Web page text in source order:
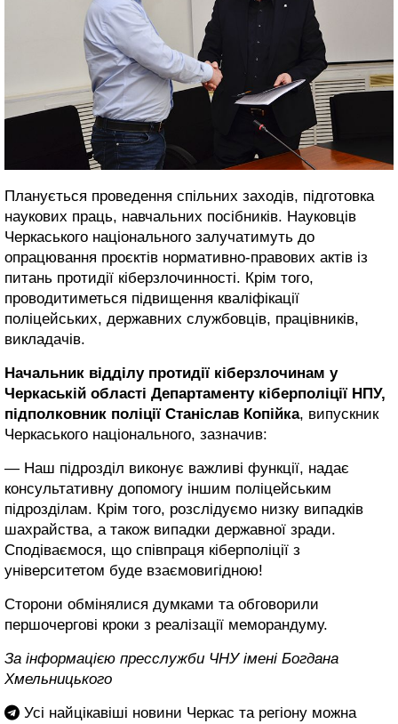
Планується проведення спільних заходів, підготовка
наукових праць, навчальних посібників. Науковців
Черкаського національного залучатимуть до
опрацювання проєктів нормативно-правових актів із
питань протидії кіберзлочинності. Крім того,
проводитиметься підвищення кваліфікації
поліцейських, державних службовців, працівників,
викладачів.
Начальник відділу протидії кіберзлочинам у
Черкаській області Департаменту кіберполіції НПУ,
підполковник поліції Станіслав Копійка, випускник
Черкаського національного, зазначив:
— Наш підрозділ виконує важливі функції, надає
консультативну допомогу іншим поліцейським
підрозділам. Крім того, розслідуємо низку випадків
шахрайства, а також випадки державної зради.
Сподіваємося, що співпраця кіберполіції з
університетом буде взаємовигідною!
Сторони обмінялися думками та обговорили
першочергові кроки з реалізації меморандуму.
За інформацією пресслужби ЧНУ імені Богдана
Хмельницького
Усі найцікавіші новини Черкас та регіону можна